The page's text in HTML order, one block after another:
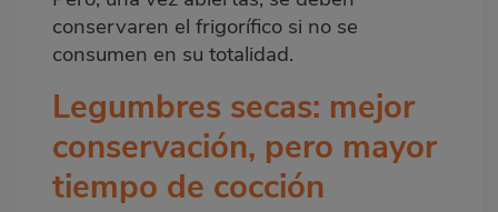
conservaren el frigorífico si no se
consumen en su totalidad.
Legumbres secas: mejor
conservación, pero mayor
tiempo de cocción